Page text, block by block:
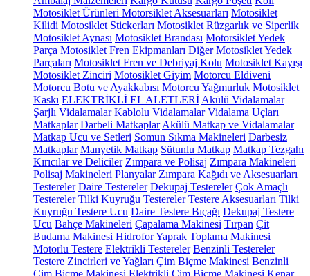
Motosiklet Ürünleri Motorsiklet Aksesuarları Motosiklet
Kilidi Motosiklet Stickerları Motosiklet Rüzgarlık ve Siperlik
Motosiklet Aynası Motosiklet Brandası Motorsiklet Yedek
Parça Motosiklet Fren Ekipmanları Diğer Motosiklet Yedek
Parçaları Motosiklet Fren ve Debriyaj Kolu Motosiklet Kayışı
Motosiklet Zinciri Motosiklet Giyim Motorcu Eldiveni
Motorcu Botu ve Ayakkabısı Motorcu Yağmurluk Motosiklet
Kaskı ELEKTRİKLİ EL ALETLERİ Akülü Vidalamalar
Şarjlı Vidalamalar Kablolu Vidalamalar Vidalama Uçları
Matkaplar Darbeli Matkaplar Akülü Matkap ve Vidalamalar
Matkap Ucu ve Setleri Somun Sıkma Makineleri Darbesiz
Matkaplar Manyetik Matkap Sütunlu Matkap Matkap Tezgahı
Kırıcılar ve Deliciler Zımpara ve Polisaj Zımpara Makineleri
Polisaj Makineleri Planyalar Zımpara Kağıdı ve Aksesuarları
Testereler Daire Testereler Dekupaj Testereler Çok Amaçlı
Testereler Tilki Kuyruğu Testereler Testere Aksesuarları Tilki
Kuyruğu Testere Ucu Daire Testere Bıçağı Dekupaj Testere
Ucu Bahçe Makineleri Çapalama Makinesi Tırpan Çit
Budama Makinesi HidroforYaprak Toplama Makinesi
Motorlu Testere Elektrikli Testereler Benzinli Testereler
Testere Zincirleri ve Yağları Çim Biçme Makinesi Benzinli
Çim Biçme Makinesi Elektrikli Çim Biçme Makinesi Kenar